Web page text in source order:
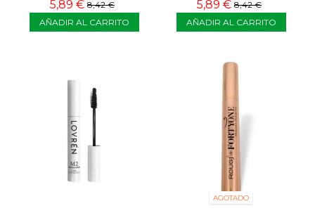
5,89 € 8,42 €
AÑADIR AL CARRITO
5,89 € 8,42 €
AÑADIR AL CARRITO
AGOTADO